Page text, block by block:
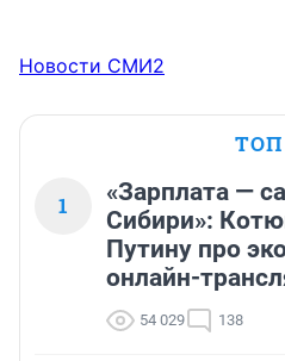
Новости СМИ2
ТОП
1
«Зарплата —
Сибири»:
Путину про
онлайн-
54 029 138